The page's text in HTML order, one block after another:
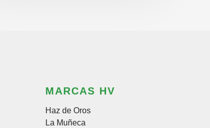
MARCAS HV
Haz de Oros
La Muñeca